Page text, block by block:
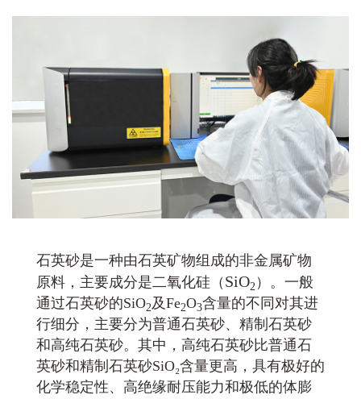
石英砂是一种由石英矿物组成的非金属矿物
原料，主要成分是二氧化硅（ SiO2 ）。一般
通过石英砂的SiO2及Fe2O3含量的不同对其进
行细分，主要分为普通石英砂、精制石英砂
和高纯石英砂。其中，高纯石英砂比普通石
英砂和精制石英砂SiO₂含量更高，具有极好的
化学稳定性、高绝缘耐压能力和极低的体膨